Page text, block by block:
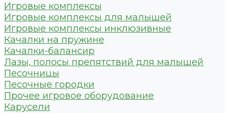
Игровые комплексы
Игровые комплексы для малышей
Игровые комплексы инклюзивные
Качалки на пружине
Качалки-балансир
Лазы, полосы препятствий для малышей
Песочницы
Песочные городки
Прочее игровое оборудование
Карусели